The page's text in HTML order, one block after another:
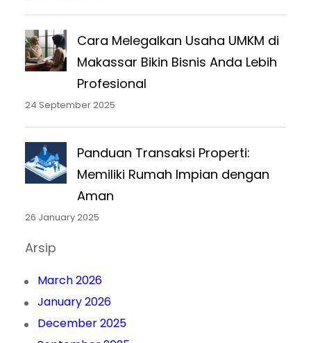
Cara Melegalkan Usaha UMKM di
Makassar Bikin Bisnis Anda Lebih
Profesional
24 September 2025
Panduan Transaksi Properti:
Memiliki Rumah Impian dengan
Aman
26 January 2025
Arsip
March 2026
January 2026
December 2025